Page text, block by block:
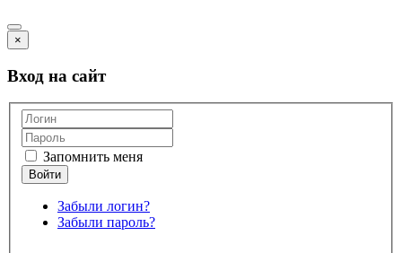
×
Вход на сайт
Запомнить меня
Забыли логин?
Забыли пароль?